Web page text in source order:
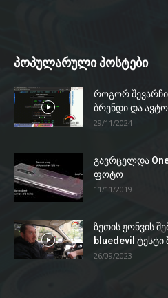
პოპულარული პოსტები
როგორ
ბრენდი და
29/11/2024
გავრცელდა
ფოტო
11/11/2019
ზეთის ჟონვის
bluedevil ტესტი
26/09/2023